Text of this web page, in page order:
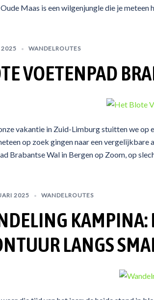
Maas is een wilgenjungle die je
2025 WANDELROUTES
VOETENPAD
vakantie in Zuid-Limburg stuitten we op
op zoek gingen naar een
Brabantse Wal in Bergen op Zoom, op
2025 WANDELROUTES
KAMPINA:
LANGS